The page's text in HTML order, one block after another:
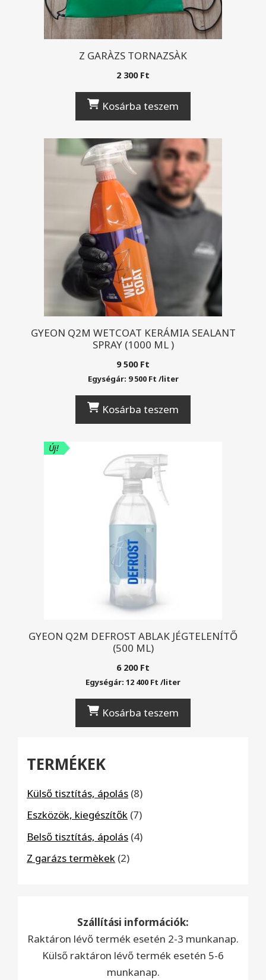
Z GARÀZS TORNAZSÀK
2 300 Ft
Kosárba teszem
GYEON Q2M WETCOAT KERÁMIA SEALANT
SPRAY (1000 ML )
9 500 Ft
Egységár: 9 500 Ft /liter
Kosárba teszem
Új!
GYEON Q2M DEFROST ABLAK JÉGTELENÍTŐ
(500 ML)
6 200 Ft
Egységár: 12 400 Ft /liter
Kosárba teszem
TERMÉKEK
Külső tisztítás, ápolás 88
termék
Eszközök, kiegészítők 77
termék
Belső tisztítás, ápolás 44
Z garázs termèkek 22
Szállítási információk:
Raktáron lévő termék esetén 2-3 munkanap.
Külső raktáron lévő termék esetén 5-6
munkanap.